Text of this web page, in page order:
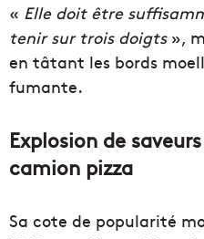
« Elle doit être
tenir sur trois doigts»,
en tâtant les bords
fumante.
Explosion de
camion pizza
Sa cote de popularité